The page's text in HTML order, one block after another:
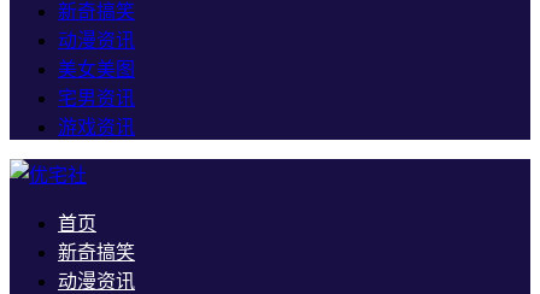
新奇搞笑
动漫资讯
美女美图
宅男资讯
游戏资讯
首页
新奇搞笑
动漫资讯